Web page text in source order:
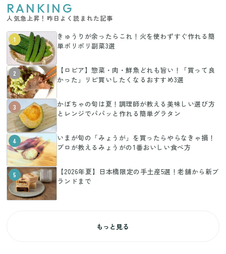
RANKING
人気急上昇！昨日よく読まれた記事
1
きゅうりが余ったらこれ！火を使わずすぐ作れる簡
単ポリポリ副菜3選
2
【ロピア】惣菜・肉・鮮魚どれも旨い！「買って良
かった」リピ買いしたくなるおすすめ3選
3
かぼちゃの旬は夏！調理師が教える美味しい選び方
とレンジでパパッと作れる簡単グラタン
4
いまが旬の「みょうが」を買ったらやらなきゃ損！
プロが教えるみょうがの1番おいしい食べ方
5
【2026年夏】日本橋限定の手土産5選！老舗から新ブ
ランドまで
もっと見る